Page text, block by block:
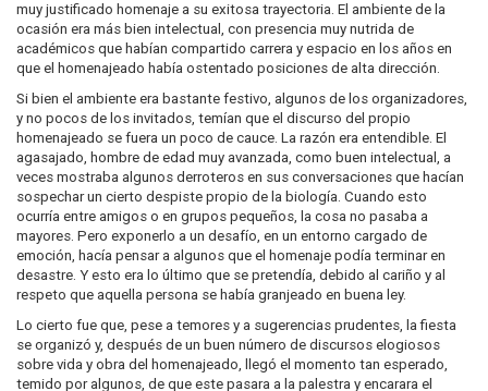
muy justificado homenaje a su exitosa trayectoria. El ambiente de la
ocasión era más bien intelectual, con presencia muy nutrida de
académicos que habían compartido carrera y espacio en los años en
que el homenajeado había ostentado posiciones de alta dirección.
Si bien el ambiente era bastante festivo, algunos de los organizadores,
y no pocos de los invitados, temían que el discurso del propio
homenajeado se fuera un poco de cauce. La razón era entendible. El
agasajado, hombre de edad muy avanzada, como buen intelectual, a
veces mostraba algunos derroteros en sus conversaciones que hacían
sospechar un cierto despiste propio de la biología. Cuando esto
ocurría entre amigos o en grupos pequeños, la cosa no pasaba a
mayores. Pero exponerlo a un desafío, en un entorno cargado de
emoción, hacía pensar a algunos que el homenaje podía terminar en
desastre. Y esto era lo último que se pretendía, debido al cariño y al
respeto que aquella persona se había granjeado en buena ley.
Lo cierto fue que, pese a temores y a sugerencias prudentes, la fiesta
se organizó y, después de un buen número de discursos elogiosos
sobre vida y obra del homenajeado, llegó el momento tan esperado,
temido por algunos, de que este pasara a la palestra y encarara el